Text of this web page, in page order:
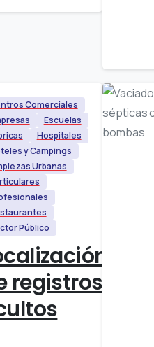
Comerciales
Escuelas
Hospitales
y Campings
Urbanas
Público
registros